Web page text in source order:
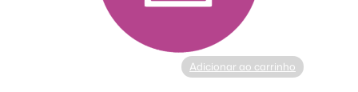
Adicionar ao carrinho